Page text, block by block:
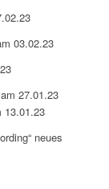
03.02.23
27.01.23
13.01.23
neues